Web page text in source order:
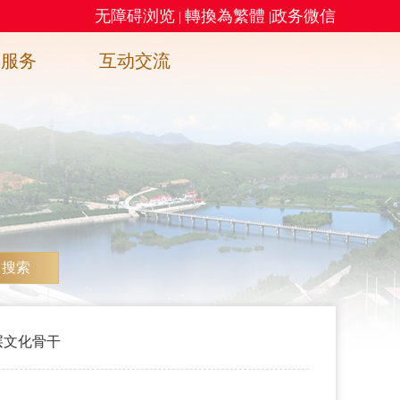
无障碍浏览 | 轉換為繁體 |政务微信
务 互动交流
搜索
文化骨干